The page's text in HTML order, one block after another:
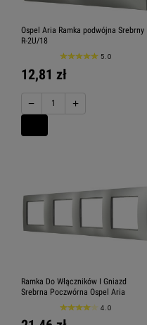
Ospel Aria Ramka podwójna Srebrny
R-2U/18
5.0
12,81 zł
− +
Ramka Do Włączników I Gniazd
Srebrna Poczwórna Ospel Aria
4.0